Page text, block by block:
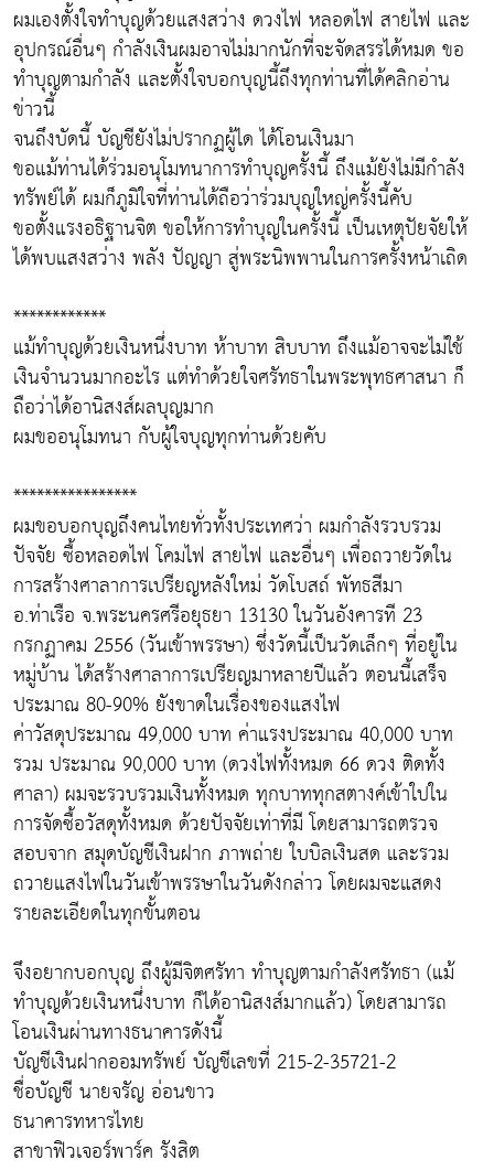
ผมเองตั้งใจทำบุญด้วยแสงสว่าง ดวงไฟ หลอดไฟ สายไฟ และ
อุปกรณ์อื่นๆ กำลังเงินผมอาจไม่มากนักที่จะจัดสรรได้หมด ขอ
ทำบุญตามกำลัง และตั้งใจบอกบุญนี้ถึงทุกท่านที่ได้คลิกอ่าน
ข่าวนี้
จนถึงบัดนี้ บัญชียังไม่ปรากฏผู้ได ได้โอนเงินมา
ขอแม้ท่านได้ร่วมอนุโมทนาการทำบุญครั้งนี้ ถึงแม้ยังไม่มีกำลัง
ทรัพย์ได้ ผมก็ภูมิใจที่ท่านได้ถือว่าร่วมบุญใหญ่ครั้งนี้คับ
ขอตั้งแรงอธิฐานจิต ขอให้การทำบุญในครั้งนี้ เป็นเหตุปัยจัยให้
ได้พบแสงสว่าง พลัง ปัญญา สู่พระนิพพานในการครั้งหน้าเถิด
************
แม้ทำบุญด้วยเงินหนึ่งบาท ห้าบาท สิบบาท ถึงแม้อาจจะไม่ใช้
เงินจำนวนมากอะไร แต่ทำด้วยใจศรัทธาในพระพุทธศาสนา ก็
ถือว่าได้อานิสงส์ผลบุญมาก
ผมขออนุโมทนา กับผู้ใจบุญทุกท่านด้วยคับ
****************
ผมขอบอกบุญถึงคนไทยทั่วทั้งประเทศว่า ผมกำลังรวบรวม
ปัจจัย ซื้อหลอดไฟ โคมไฟ สายไฟ และอื่นๆ เพื่อถวายวัดใน
การสร้างศาลาการเปรียญหลังใหม่ วัดโบสถ์ พัทธสีมา
อ.ท่าเรือ จ.พระนครศรีอยุธยา 13130 ในวันอังคารที 23
กรกฏาคม 2556 (วันเข้าพรรษา) ซึ่งวัดนี้เป็นวัดเล็กๆ ที่อยู่ใน
หมู่บ้าน ได้สร้างศาลาการเปรียญมาหลายปีแล้ว ตอนนี้เสร็จ
ประมาณ 80-90% ยังขาดในเรื่องของแสงไฟ
ค่าวัสดุประมาณ 49,000 บาท ค่าแรงประมาณ 40,000 บาท
รวม ประมาณ 90,000 บาท (ดวงไฟทั้งหมด 66 ดวง ติดทั้ง
ศาลา) ผมจะรวบรวมเงินทั้งหมด ทุกบาททุกสตางค์เข้าใปใน
การจัดซื้อวัสดุทั้งหมด ด้วยปัจจัยเท่าที่มี โดยสามารถตรวจ
สอบจาก สมุดบัญชีเงินฝาก ภาพถ่าย ใบบิลเงินสด และรวม
ถวายแสงไฟในวันเข้าพรรษาในวันดังกล่าว โดยผมจะแสดง
รายละเอียดในทุกขั้นตอน
จึงอยากบอกบุญ ถึงผู้มีจิตศรัทา ทำบุญตามกำลังศรัทธา (แม้
ทำบุญด้วยเงินหนึ่งบาท ก็ได้อานิสงส์มากแล้ว) โดยสามารถ
โอนเงินผ่านทางธนาคารดังนี้
บัญชีเงินฝากออมทรัพย์ บัญชีเลขที่ 215-2-35721-2
ชื่อบัญชี นายจรัญ อ่อนขาว
ธนาคารทหารไทย
สาขาฟิวเจอร์พาร์ค รังสิต